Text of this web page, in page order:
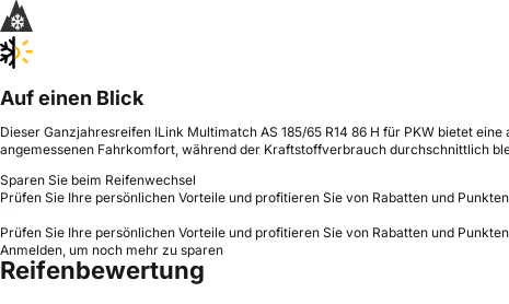
Auf einen Blick
Dieser Ganzjahresreifen ILink Multimatch AS 185/65 R14 86 H für PKW bietet
angemessenen Fahrkomfort, während der Kraftstoffverbrauch durchschnittlich
Sparen Sie beim Reifenwechsel
Prüfen Sie Ihre persönlichen Vorteile und profitieren Sie von Rabatten und
Prüfen Sie Ihre persönlichen Vorteile und profitieren Sie von Rabatten und
Anmelden, um noch mehr zu sparen
Reifenbewertung